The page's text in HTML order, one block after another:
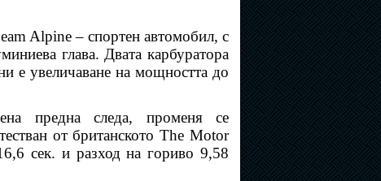
Alpine – спортен автомобил, с
глава. Двата карбуратора
е увеличаване на мощността до
предна следа, променя се
от британското The Motor
сек. и разход на гориво 9,58